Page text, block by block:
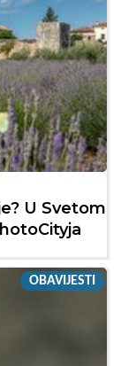
U Svetom
OBAVIJESTI